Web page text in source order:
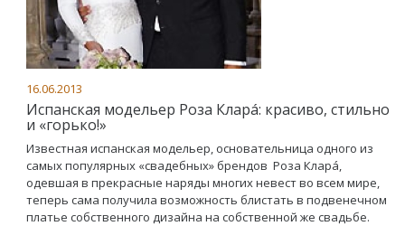
16.06.2013
Испанская модельер Роза Кларá: красиво, стильно
и «горько!»
Известная испанская модельер, основательница одного из
самых популярных «свадебных» брендов Роза Кларá,
одевшая в прекрасные наряды многих невест во всем мире,
теперь сама получила возможность блистать в подвенечном
платье собственного дизайна на собственной же свадьбе.